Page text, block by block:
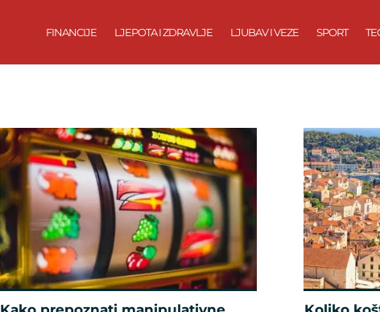
FINANCIJE LJEPOTA I ZDRAVLJE LJUBAV I VEZE SPORT